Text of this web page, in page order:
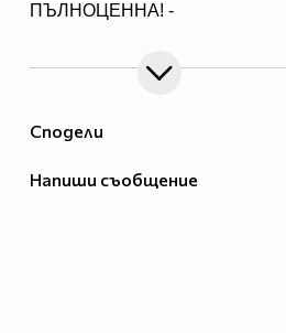
Сподели
Напиши съобщение
ПЪЛНОЦЕННА! -
( ако желаеш да получиш нещо,
което ще слушаш с удоволствие